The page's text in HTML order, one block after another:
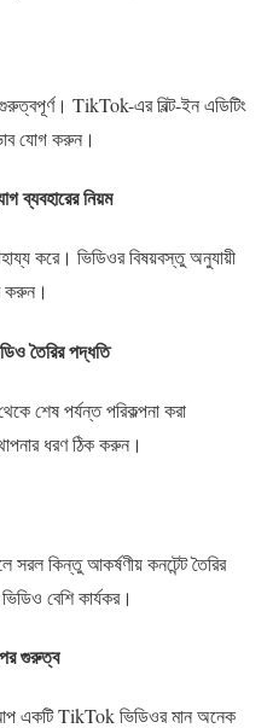
TikTok-এর বিল্ট-ইন এডিটিং
যোগ করুন।
ব্যবহারের নিয়ম
করে। ভিডিওর বিষয়বস্তু অনুযায়ী
করুন।
তৈরির পদ্ধতি
শেষ পর্যন্ত পরিকল্পনা করা
ধরণ ঠিক করুন।
সরল কিন্তু আকর্ষণীয় কনটেন্ট তৈরির
বেশি কার্যকর।
গুরুত্ব
একটি TikTok ভিডিওর মান অনেক